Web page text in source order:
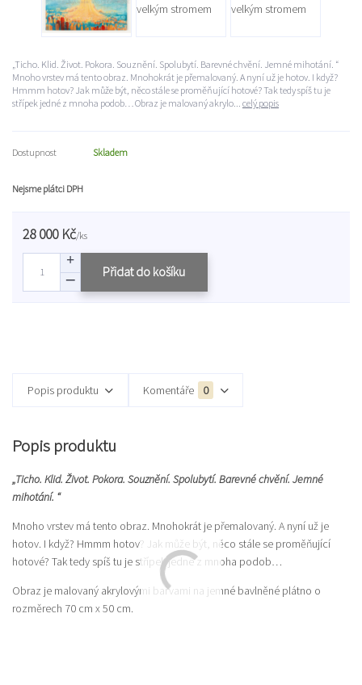
„Ticho. Klid. Život. Pokora. Souznění. Spolubytí. Barevné chvění. Jemné mihotání. “
Mnoho vrstev má tento obraz. Mnohokrát je přemalovaný. A nyní už je hotov. I když?
Hmmm hotov? Jak může být, něco stále se proměňující hotové? Tak tedy spíš tu je
střípek jedné z mnoha podob… Obraz je malovaný akrylo... celý popis
Dostupnost Skladem
Nejsme plátci DPH
28 000 Kč/ks
Přidat do košíku
Popis produktu Komentáře 0
Popis produktu
„Ticho. Klid. Život. Pokora. Souznění. Spolubytí. Barevné chvění. Jemné
mihotání. “
Mnoho vrstev má tento obraz. Mnohokrát je přemalovaný. A nyní už je
hotov. I když? Hmmm hotov? Jak může být, něco stále se proměňující
hotové? Tak tedy spíš tu je střípek jedné z mnoha podob…
Obraz je malovaný akrylovými barvami na jemné bavlněné plátno o
rozměrech 70 cm x 50 cm.